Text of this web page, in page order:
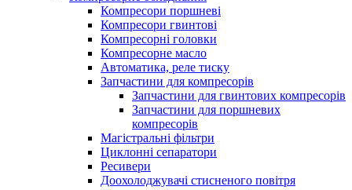
Компресори поршневі
Компресори гвинтові
Компресорні головки
Компресорне масло
Автоматика, реле тиску
Запчастини для компресорів
Запчастини для гвинтових компресорів
Запчастини для поршневих
компресорів
Магістральні фільтри
Циклонні сепаратори
Ресивери
Доохолоджувачі стисненого повітря